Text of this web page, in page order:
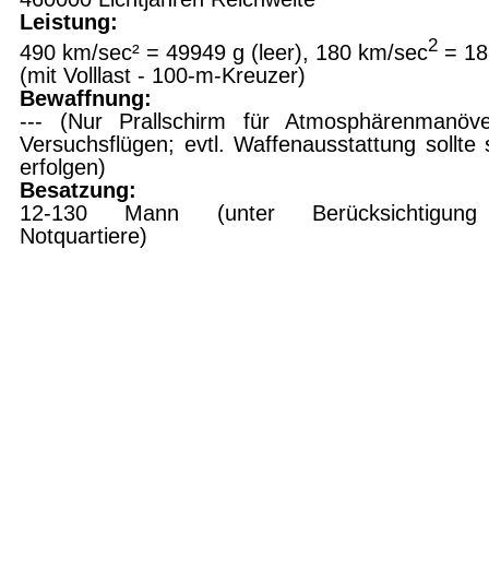
Leistung:
490 km/sec² = 49949 g (leer), 180 km/sec2 =
(mit Volllast - 100-m-Kreuzer)
Bewaffnung:
--- (Nur Prallschirm für
Versuchsflügen; evtl. Waffenausstattung sollte
erfolgen)
Besatzung:
12-130 Mann (unter
Notquartiere)